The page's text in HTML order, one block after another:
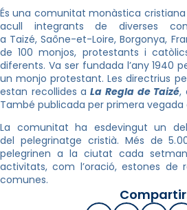
És una comunitat monàstica
acull integrants de diverses
a Taizé, Saône-et-Loire, Borgonya,
de 100 monjos, protestants i
diferents. Va ser fundada l’any 1940
un monjo protestant. Les directrius
estan recollides a La Regla de Taizé,
També publicada per primera vegada
La comunitat ha esdevingut un
del pelegrinatge cristià. Més de
pelegrinen a la ciutat cada
activitats, com l’oració, estones de
comunes.